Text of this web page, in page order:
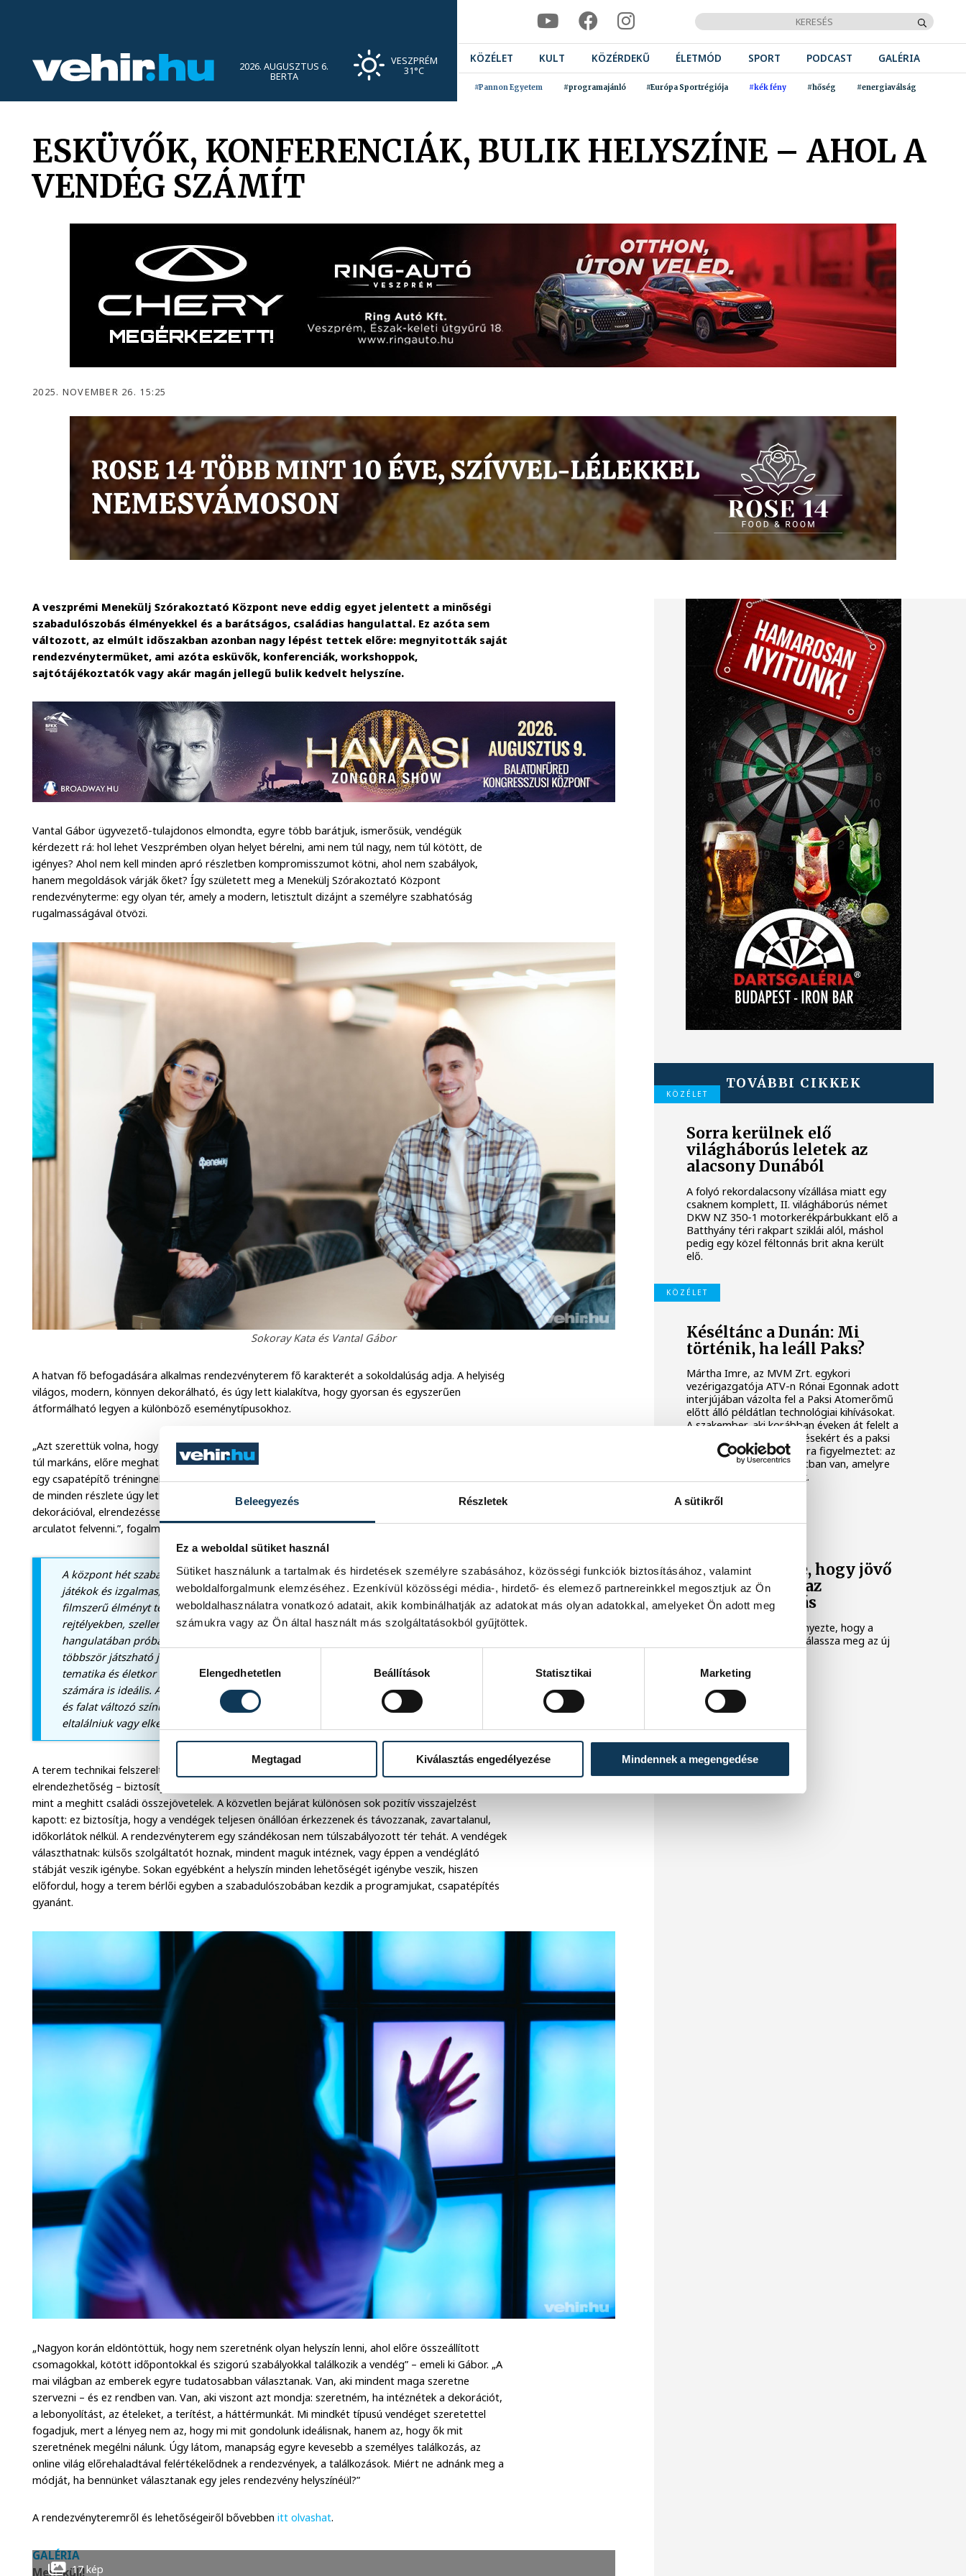
Beleegyezés Részletek A sütikről
Ez a weboldal sütiket használ
Sütiket használunk a tartalmak és hirdetések személyre szabásához, közösségi funkciók biztosításához, valamint
weboldalforgalmunk elemzéséhez. Ezenkívül közösségi média-, hirdető- és elemező partnereinkkel megosztjuk az Ön
weboldalhasználatra vonatkozó adatait, akik kombinálhatják az adatokat más olyan adatokkal, amelyeket Ön adott meg
számukra vagy az Ön által használt más szolgáltatásokból gyűjtöttek.
Hozzájárulás kiválasztása
Elengedhetetlen
Beállítások Statisztikai Marketing
Megtagad Kiválasztás engedélyezése Mindennek a megengedése
2026. AUGUSZTUS 6.
BERTA
VESZPRÉM
31°C
KÖZÉLET KULT KÖZÉRDEKŰ ÉLETMÓD SPORT PODCAST GALÉRIA
#Pannon Egyetem #programajánló #Európa Sportrégiója #kék fény #hőség #energiaválság
ESKÜVŐK, KONFERENCIÁK, BULIK HELYSZÍNE – AHOL A
VENDÉG SZÁMÍT
2025. NOVEMBER 26. 15:25
A veszprémi Menekülj Szórakoztató Központ neve eddig egyet jelentett a minőségi
szabadulószobás élményekkel és a barátságos, családias hangulattal. Ez azóta sem
változott, az elmúlt időszakban azonban nagy lépést tettek előre: megnyitották saját
rendezvénytermüket, ami azóta esküvők, konferenciák, workshoppok,
sajtótájékoztatók vagy akár magán jellegű bulik kedvelt helyszíne.
Vantal Gábor ügyvezető-tulajdonos elmondta, egyre több barátjuk, ismerősük, vendégük
kérdezett rá: hol lehet Veszprémben olyan helyet bérelni, ami nem túl nagy, nem túl kötött, de
igényes? Ahol nem kell minden apró részletben kompromisszumot kötni, ahol nem szabályok,
hanem megoldások várják őket? Így született meg a Menekülj Szórakoztató Központ
rendezvényterme: egy olyan tér, amely a modern, letisztult dizájnt a személyre szabhatóság
rugalmasságával ötvözi.
Sokoray Kata és Vantal Gábor
A hatvan fő befogadására alkalmas rendezvényterem fő karakterét a sokoldalúság adja. A helyiség
világos, modern, könnyen dekorálható, és úgy lett kialakítva, hogy gyorsan és egyszerűen
átformálható legyen a különböző eseménytípusokhoz.
„Azt szerettük volna, hogy a terem egyezzen a vendégek elképzeléseivel. Éppen ezért nem akartunk
túl markáns, előre meghatározott stílust erőltetni. Egy esküvőnek általában más a hangulata, mint
egy csapatépítő tréningnek vagy egy gyerekzsúrnak. Így a hely alapvetően minimalista és elegáns,
de minden részlete úgy lett kitalálva, hogy könnyen változtatható legyen: fényekkel, textíliákkal,
dekorációval, elrendezéssel. Ez adja a szabadságát, és emiatt tud minden alkalom más-más
arculatot felvenni.”, fogalmazott Gábor.
A központ hét szabadulószobát kínál, amelyek között könnyebb, családbarát témájú
játékok és izgalmas, kihívást jelentő feladatok is megtalálhatóak. A díszletek és kellékek
filmszerű élményt teremtenek: a résztvevők múmiás kalandokban, dzsungeles
rejtélyekben, szellemekkel való bújócskában, vagy akár Indiana Jones és Harry Potter
hangulatában próbálhatják ki ügyességüket és logikájukat. A Menekülj kínál két új,
többször játszható játékszobát is. Az egyik egy kvízműsor hangulatát idézi, ahol a kérdések
tematika és életkor szerint testreszabhatók, így céges csapatépítők vagy baráti társaságok
számára is ideális. A másik, a LED-floor szoba az egész testet mozgásra ösztönzi: a padlót
és falat változó színű LED-négyzetek borítják, a játékosoknak meghatározott színeket kell
eltalálniuk vagy elkerülniük, így a mozgás és a stratégia egyaránt szerepet kap.
A terem technikai felszereltsége – okostévé, hangosítás, kényelmes bútorok, gyors
elrendezhetőség – biztosítja, hogy a szakmai események ugyanúgy gördülékenyen működjenek,
mint a meghitt családi összejövetelek. A közvetlen bejárat különösen sok pozitív visszajelzést
kapott: ez biztosítja, hogy a vendégek teljesen önállóan érkezzenek és távozzanak, zavartalanul,
időkorlátok nélkül. A rendezvényterem egy szándékosan nem túlszabályozott tér tehát. A vendégek
választhatnak: külsős szolgáltatót hoznak, mindent maguk intéznek, vagy éppen a vendéglátó
stábját veszik igénybe. Sokan egyébként a helyszín minden lehetőségét igénybe veszik, hiszen
előfordul, hogy a terem bérlői egyben a szabadulószobában kezdik a programjukat, csapatépítés
gyanánt.
„Nagyon korán eldöntöttük, hogy nem szeretnénk olyan helyszín lenni, ahol előre összeállított
csomagokkal, kötött időpontokkal és szigorú szabályokkal találkozik a vendég” – emeli ki Gábor. „A
mai világban az emberek egyre tudatosabban választanak. Van, aki mindent maga szeretne
szervezni – és ez rendben van. Van, aki viszont azt mondja: szeretném, ha intéznétek a dekorációt,
a lebonyolítást, az ételeket, a terítést, a háttérmunkát. Mi mindkét típusú vendéget szeretettel
fogadjuk, mert a lényeg nem az, hogy mi mit gondolunk ideálisnak, hanem az, hogy ők mit
szeretnének megélni nálunk. Úgy látom, manapság egyre kevesebb a személyes találkozás, az
online világ előrehaladtával felértékelődnek a rendezvények, a találkozások. Miért ne adnánk meg a
módját, ha bennünket választanak egy jeles rendezvény helyszínéül?”
A rendezvényteremről és lehetőségeiről bővebbenitt olvashat.
GALÉRIA
Menekülj!17 kép
TOVÁBBI CIKKEK
KÖZÉLET
Sorra kerülnek elő
világháborús leletek az
alacsony Dunából
A folyó rekordalacsony vízállása miatt egy
csaknem komplett, II. világháborús német
DKW NZ 350-1 motorkerékpárbukkant elő a
Batthyány téri rakpart sziklái alól, máshol
pedig egy közel féltonnás brit akna került
elő.
KÖZÉLET
Késéltánc a Dunán: Mi
történik, ha leáll Paks?
Mártha Imre, az MVM Zrt. egykori
vezérigazgatója ATV-n Rónai Egonnak adott
interjújában vázolta fel a Paksi Atomerőmű
előtt álló példátlan technológiai kihívásokat.
A szakember, aki korábban éveken át felelt a
hazai energetikai fejlesztésekért és a paksi
blokkok működéséért, arra figyelmeztet: az
erőmű olyan üzemállapotban van, amelyre
eredetileg nem tervezték.
kezdeményezte, hogy jövő
kedden legyen az
államfőválasztás
A Tisza-frakció kezdeményezte, hogy a
parlament jövő kedden válassza meg az új